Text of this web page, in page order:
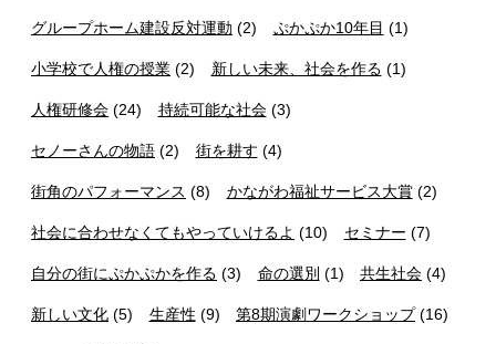
グループホーム建設反対運動 (2) ぷかぷか10年目 (1)
小学校で人権の授業 (2) 新しい未来、社会を作る (1)
人権研修会 (24) 持続可能な社会(3)
セノーさんの物語 (2) 街を耕す (4)
街角のパフォーマンス (8) かながわ福祉サービス大賞(2)
社会に合わせなくてもやっていけるよ (10) セミナー (7)
自分の街にぷかぷかを作る (3) 命の選別 (1) 共生社会 (4)
新しい文化 (5) 生産性 (9) 第8期演劇ワークショップ(16)